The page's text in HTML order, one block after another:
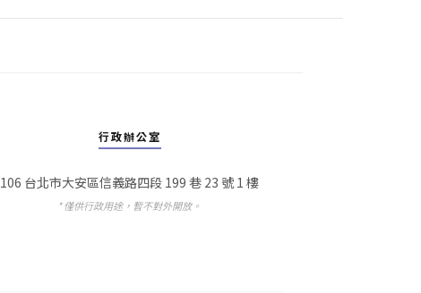
行政辦公室
106 台北市大安區信義路四段 199 巷 23 號 1 樓
* 僅供行政用途，暫不對外開放。